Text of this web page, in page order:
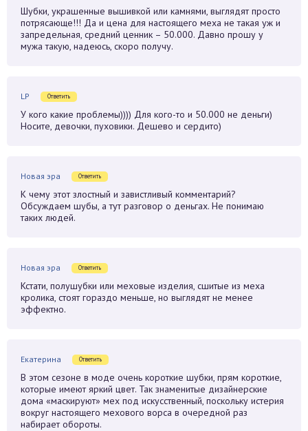
Шубки, украшенные вышивкой или камнями, выглядят просто
потрясающе!!! Да и цена для настоящего меха не такая уж и
запредельная, средний ценник – 50.000. Давно прошу у
мужа такую, надеюсь, скоро получу.
LP Ответить
У кого какие проблемы)))) Для кого-то и 50.000 не деньги)
Носите, девочки, пуховики. Дешево и сердито)
Новая эра Ответить
К чему этот злостный и завистливый комментарий?
Обсуждаем шубы, а тут разговор о деньгах. Не понимаю
таких людей.
Новая эра Ответить
Кстати, полушубки или меховые изделия, сшитые из меха
кролика, стоят гораздо меньше, но выглядят не менее
эффектно.
Екатерина Ответить
В этом сезоне в моде очень короткие шубки, прям короткие,
которые имеют яркий цвет. Так знаменитые дизайнерские
дома «маскируют» мех под искусственный, поскольку истерия
вокруг настоящего мехового ворса в очередной раз
набирает обороты.